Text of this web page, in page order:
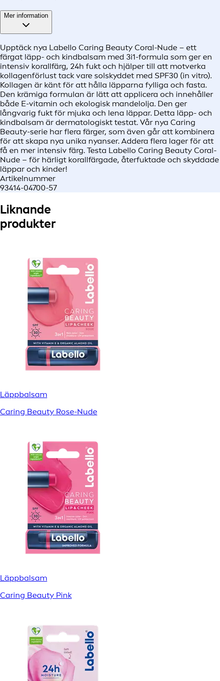
Mer information
Upptäck nya Labello Caring Beauty Coral-Nude – ett
färgat läpp- och kindbalsam med 3i1-formula som ger en
intensiv korallfärg, 24h fukt och hjälper till att motverka
kollagenförlust tack vare solskyddet med SPF30 (in vitro).
Kollagen är känt för att hålla läpparna fylliga och fasta.
Den krämiga formulan är lätt att applicera och innehåller
både E-vitamin och ekologisk mandelolja. Den ger
långvarig fukt för mjuka och lena läppar. Detta läpp- och
kindbalsam är dermatologiskt testat. Vår nya Caring
Beauty-serie har flera färger, som även går att kombinera
för att skapa nya unika nyanser. Addera flera lager för att
få en mer intensiv färg. Testa Labello Caring Beauty Coral-
Nude – för härligt korallfärgade, återfuktade och skyddade
läppar och kinder!
Artikelnummer
93414-04700-57
Liknande
produkter
Läppbalsam
Caring Beauty Rose-Nude
Läppbalsam
Caring Beauty Pink